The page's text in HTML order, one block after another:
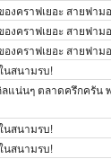
งคราฟเยอะ สายฟาม
งคราฟเยอะ สายฟาม
งคราฟเยอะ สายฟาม
นสนามรบ!
แน่นๆ ตลาดครึกครัน
นสนามรบ!
นสนามรบ!